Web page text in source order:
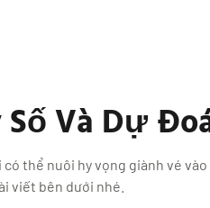
Và Dự
thể nuôi hy vọng giành vé
viết bên dưới nhé.